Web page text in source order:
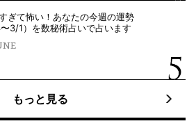
ぎて怖い！あなたの今週の運勢
〜3/1）を数秘術占いで占います
もっと見る